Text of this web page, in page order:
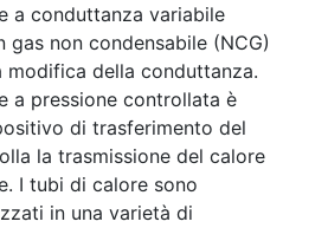
a conduttanza variabile
gas non condensabile (NCG)
modifica della conduttanza.
a pressione controllata è
di trasferimento del
la trasmissione del calore
I tubi di calore sono
in una varietà di